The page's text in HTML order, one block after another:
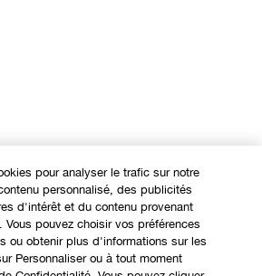
pour analyser le trafic sur notre
personnalisé, des publicités
d'intérêt et du contenu provenant
Vous pouvez choisir vos préférences
ou obtenir plus d'informations sur les
Personnaliser ou à tout moment